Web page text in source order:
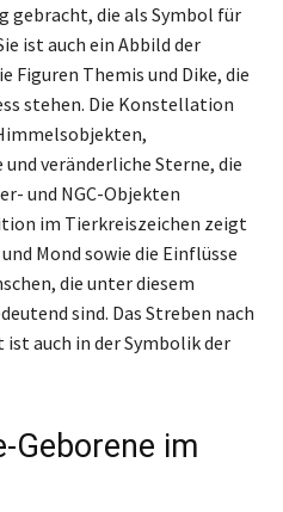
gebracht, die als Symbol für
ist auch ein Abbild der
Figuren Themis und Dike, die
stehen. Die Konstellation
veränderliche Sterne, die
und NGC-Objekten
im Tierkreiszeichen zeigt
Mond sowie die Einflüsse
die unter diesem
sind. Das Streben nach
auch in der Symbolik der
Geborene im